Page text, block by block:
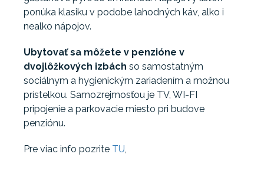
ponúka klasiku v podobe lahodných káv, alko i
nealko nápojov.
Ubytovať sa môžete v penzióne v
dvojlôžkových izbách so samostatným
sociálnym a hygienickým zariadením a možnou
prístelkou. Samozrejmosťou je TV, WI-FI
pripojenie a parkovacie miesto pri budove
penziónu.
Pre viac info pozrite TU,